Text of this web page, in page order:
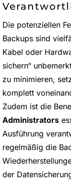
Die potenziellen
Backups sind
Kabel oder
sichern“
zu minimieren,
komplett
Zudem ist die
Administrators
Ausführung
regelmäßig die
der